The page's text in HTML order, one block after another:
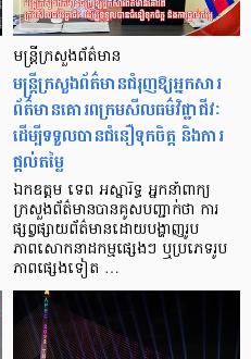
មន្ត្រីក្រសួងព័ត៌មាន
មន្ត្រីក្រសួងព័ត៌មានជំរុញឱ្យអ្នកសារ
ព័ត៌មានគោរពក្រមសីលធម៌វិជ្ជាជីវៈ
ដើម្បីទទួលបានជំនឿទុកចិត្ត និងការ
ផ្តល់តម្លៃ
ឯកឧត្តម ទេព អស្នារិទ្ធ អ្នកនាំពាក្យ
ក្រសួងព័ត៌មានបានគូសបញ្ជាក់ថា ការ
ផ្សព្វផ្សាយព័ត៌មានដោយបង្ហាញរូប
ភាពសោកនាដកម្មផ្សេងៗ ឬប្រភេទរូប
ភាពផ្សេងទៀត …